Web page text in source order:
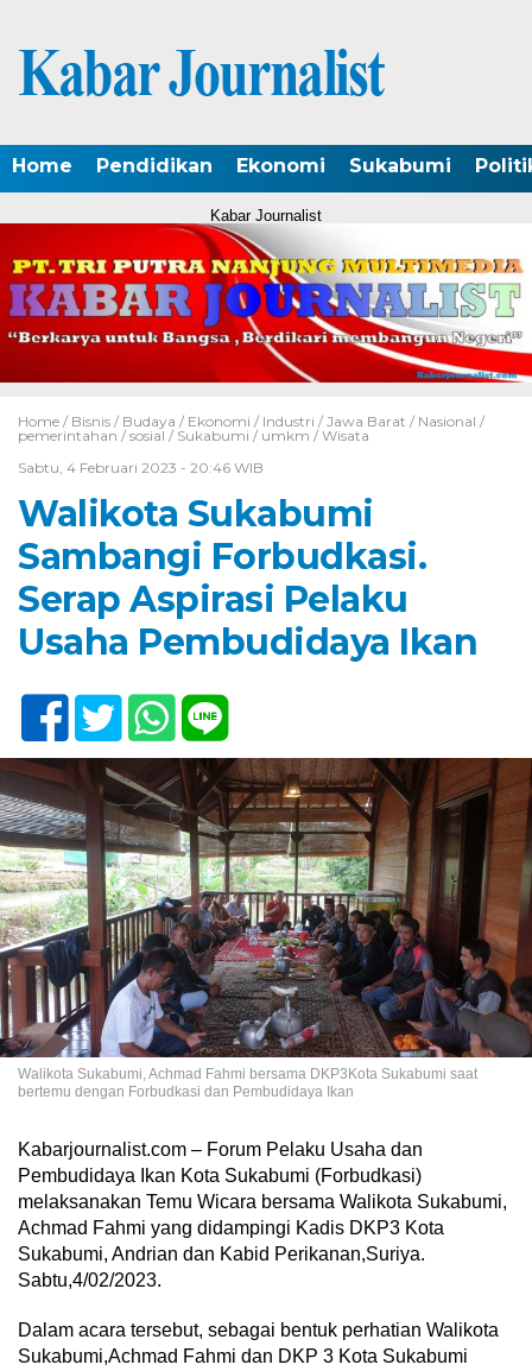
Home Pendidikan Ekonomi Sukabumi
Kabar Journalist
Home / Bisnis / Budaya / Ekonomi / Industri / Jawa Barat / Nasional /
pemerintahan / sosial / Sukabumi / umkm / Wisata
Sabtu, 4 Februari 2023 - 20:46 WIB
Walikota Sukabumi
Sambangi Forbudkasi.
Serap Aspirasi Pelaku
Usaha Pembudidaya Ikan
Walikota Sukabumi, Achmad Fahmi bersama DKP3Kota Sukabumi saat
bertemu dengan Forbudkasi dan Pembudidaya Ikan
Kabarjournalist.com – Forum Pelaku Usaha dan
Pembudidaya Ikan Kota Sukabumi (Forbudkasi)
melaksanakan Temu Wicara bersama Walikota Sukabumi,
Achmad Fahmi yang didampingi Kadis DKP3 Kota
Sukabumi, Andrian dan Kabid Perikanan,Suriya.
Sabtu,4/02/2023.
Dalam acara tersebut, sebagai bentuk perhatian Walikota
Sukabumi,Achmad Fahmi dan DKP 3 Kota Sukabumi